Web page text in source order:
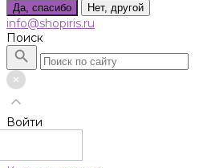
Да, спасибо Нет, другой
info@shopiris.ru
Поиск
Войти